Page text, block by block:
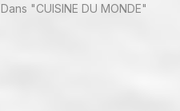
Dans "CUISINE DU MONDE"